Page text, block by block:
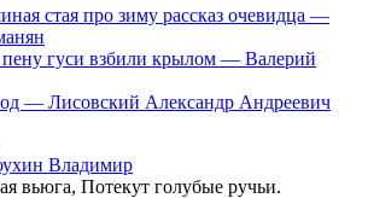
стая про зиму рассказ очевидца —
гуси взбили крылом — Валерий
— Лисовский Александр Андреевич
Владимир
вьюга, Потекут голубые ручьи.